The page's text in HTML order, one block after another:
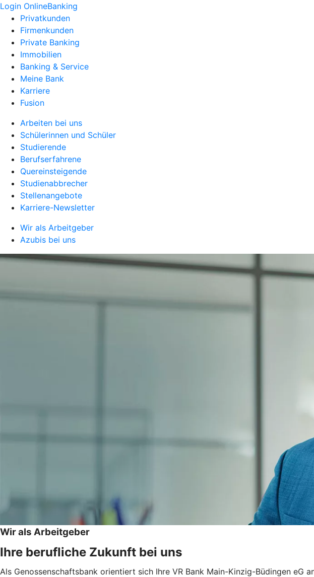
Login OnlineBanking
Privatkunden
Firmenkunden
Private Banking
Immobilien
Banking & Service
Meine Bank
Karriere
Fusion
Arbeiten bei uns
Schülerinnen und Schüler
Studierende
Berufserfahrene
Quereinsteigende
Studienabbrecher
Stellenangebote
Karriere-Newsletter
Wir als Arbeitgeber
Azubis bei uns
Wir als Arbeitgeber
Ihre berufliche Zukunft bei uns
Als Genossenschaftsbank orientiert sich Ihre VR Bank Main-Kinzig-Büdingen